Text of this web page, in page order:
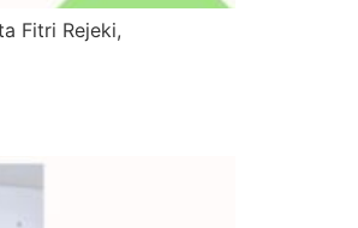
Fitri Rejeki,